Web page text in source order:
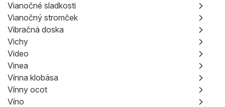
Vianočné sladkosti
Vianočný stromček
Vibračná doska
Vichy
Video
Vinea
Vínna klobása
Vínny ocot
Víno